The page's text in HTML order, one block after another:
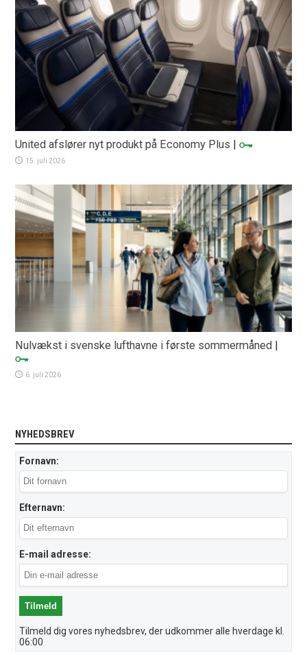
United afslører nyt produkt på Economy Plus |
15. juli 2026
Nulvækst i svenske lufthavne i første sommermåned |
6. juli 2026
NYHEDSBREV
Fornavn:
Efternavn:
E-mail adresse:
Tilmeld dig vores nyhedsbrev, der udkommer alle hverdage kl.
06:00